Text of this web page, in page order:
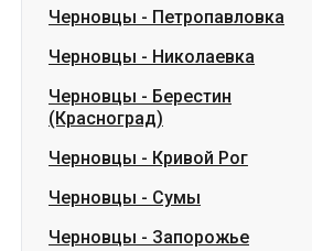
Черновцы - Петропавловка
Черновцы - Николаевка
Черновцы - Берестин
(Красноград)
Черновцы - Кривой Рог
Черновцы - Сумы
Черновцы - Запорожье